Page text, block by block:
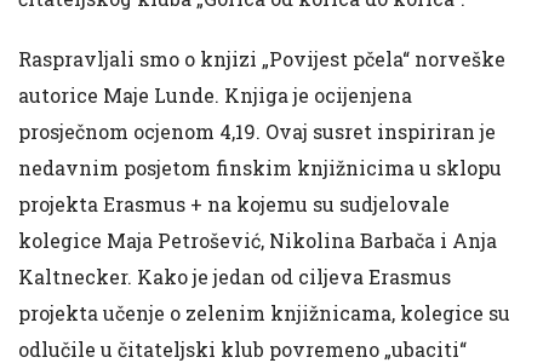
Raspravljali smo o knjizi „Povijest pčela“ norveške
autorice Maje Lunde. Knjiga je ocijenjena
prosječnom ocjenom 4,19. Ovaj susret inspiriran je
nedavnim posjetom finskim knjižnicima u sklopu
projekta Erasmus + na kojemu su sudjelovale
kolegice Maja Petrošević, Nikolina Barbača i Anja
Kaltnecker. Kako je jedan od ciljeva Erasmus
projekta učenje o zelenim knjižnicama, kolegice su
odlučile u čitateljski klub povremeno „ubaciti“